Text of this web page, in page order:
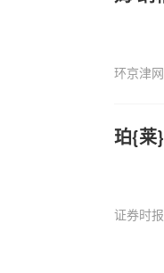
环京津网
珀{莱
证券时